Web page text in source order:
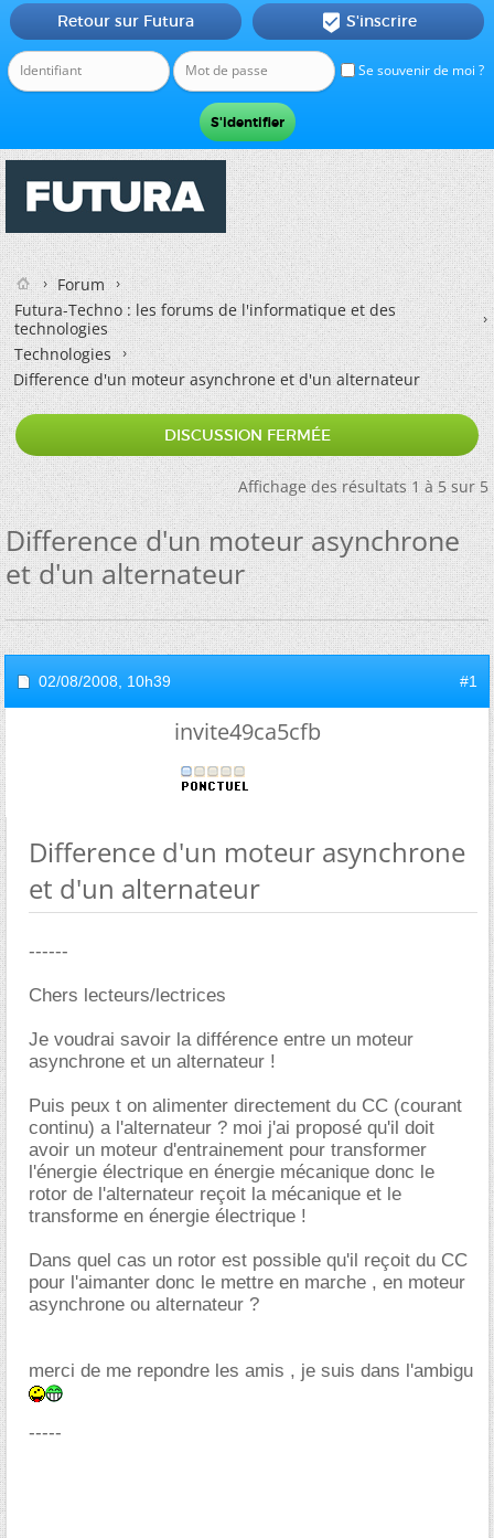
Se souvenir de moi ?
Retour sur Futura  S'inscrire
Forum
Futura-Techno : les forums de l'informatique et des
technologies
Technologies
Difference d'un moteur asynchrone et d'un alternateur
DISCUSSION FERMÉE
Affichage des résultats 1 à 5 sur 5
Difference d'un moteur asynchrone
et d'un alternateur
02/08/2008, 10h39 #1
invite49ca5cfb
Difference d'un moteur asynchrone
et d'un alternateur
------
Chers lecteurs/lectrices
Je voudrai savoir la différence entre un moteur
asynchrone et un alternateur !
Puis peux t on alimenter directement du CC (courant
continu) a l'alternateur ? moi j'ai proposé qu'il doit
avoir un moteur d'entrainement pour transformer
l'énergie électrique en énergie mécanique donc le
rotor de l'alternateur reçoit la mécanique et le
transforme en énergie électrique !
Dans quel cas un rotor est possible qu'il reçoit du CC
pour l'aimanter donc le mettre en marche , en moteur
asynchrone ou alternateur ?
merci de me repondre les amis , je suis dans l'ambigu
-----